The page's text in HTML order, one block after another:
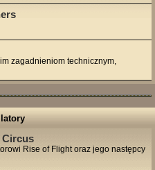
zagadnieniom technicznym,
Circus
Rise of Flight oraz jego następcy